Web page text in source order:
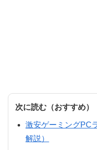
次に読む（おすすめ）
激安ゲーミングPC
解説）